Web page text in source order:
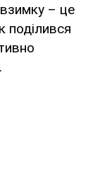
– це
поділився